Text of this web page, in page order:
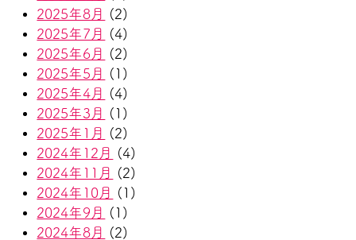
2025年8月
(2)
2025年7月
(4)
2025年6月
(2)
2025年5月
(1)
2025年4月
(4)
2025年3月
(1)
2025年1月
(2)
2024年12月
(4)
2024年11月
(2)
2024年10月
(1)
2024年9月
(1)
2024年8月
(2)